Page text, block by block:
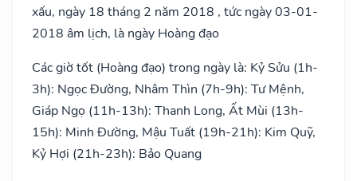
xấu, ngày 18 tháng 2 năm 2018 , tức ngày 03-01-
2018 âm lịch, là ngày Hoàng đạo
Các giờ tốt (Hoàng đạo) trong ngày là: Kỷ Sửu (1h-
3h): Ngọc Đường, Nhâm Thìn (7h-9h): Tư Mệnh,
Giáp Ngọ (11h-13h): Thanh Long, Ất Mùi (13h-
15h): Minh Đường, Mậu Tuất (19h-21h): Kim Quỹ,
Kỷ Hợi (21h-23h): Bảo Quang